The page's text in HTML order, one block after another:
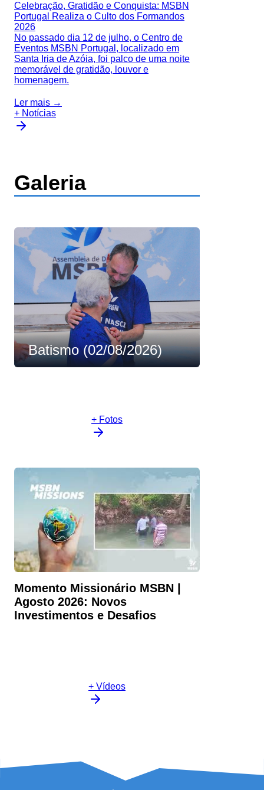
Celebração, Gratidão e Conquista: MSBN
Portugal Realiza o Culto dos Formandos
2026
No passado dia 12 de julho, o Centro de
Eventos MSBN Portugal, localizado em
Santa Iria de Azóia, foi palco de uma noite
memorável de gratidão, louvor e
homenagem.
Ler mais →
+ Notícias
Galeria
Batismo (02/08/2026)
+ Fotos
Momento Missionário MSBN |
Agosto 2026: Novos
Investimentos e Desafios
+ Vídeos